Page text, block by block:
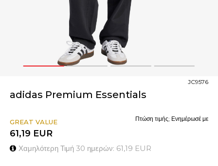
1 2 3 4
adidas Premium Essentials
JC9576
GREAT VALUE
61,19 EUR
Χαμηλότερη Τιμή 30 ημερών: 61,19 EUR
Πτώση τιμής; Ενημέρωσέ με